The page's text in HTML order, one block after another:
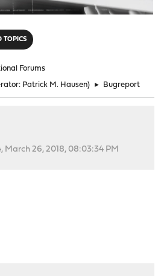
TOPICS
Forums
Patrick M. Hausen) ► Bugreport
March 26, 2018, 08:03:34 PM